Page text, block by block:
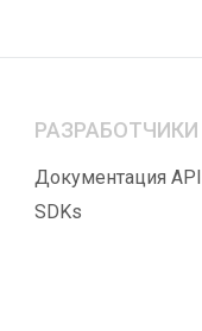
РАЗРАБОТЧИКИ
Документация API
SDKs